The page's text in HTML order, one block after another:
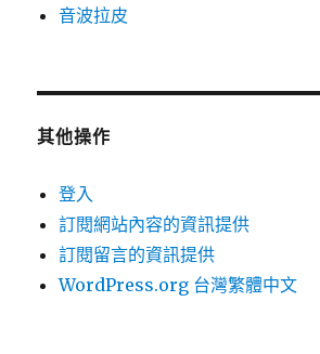
音波拉皮
其他操作
登入
訂閱網站內容的資訊提供
訂閱留言的資訊提供
WordPress.org 台灣繁體中文